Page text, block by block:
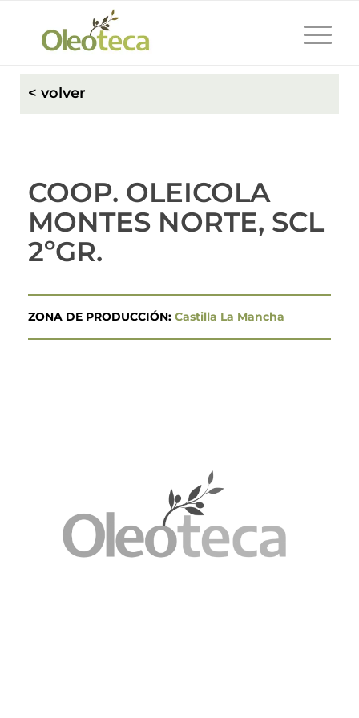
< volver
COOP. OLEICOLA
MONTES NORTE, SCL
2ºGR.
ZONA DE PRODUCCIÓN: Castilla La Mancha